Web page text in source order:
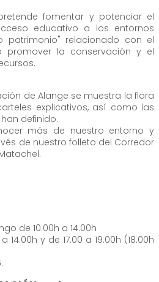
fomentar y potenciar el
educativo a los entornos
patrimonio" relacionado con el
promover la conservación y el
de Alange se muestra la flora
explicativos, así como las
definido.
más de nuestro entorno y
de nuestro folleto del Corredor
de 10.00h a 14.00h
14.00h y de 17.00 a 19.00h (18.00h